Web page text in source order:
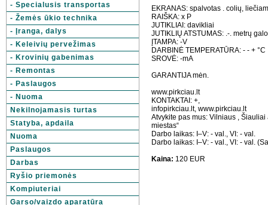
- Specialusis transportas
- Žemės ūkio technika
- Įranga, dalys
- Keleivių pervežimas
- Krovinių gabenimas
- Remontas
- Paslaugos
- Nuoma
Nekilnojamasis turtas
Statyba, apdaila
Nuoma
Paslaugos
Darbas
Ryšio priemonės
Kompiuteriai
Garso/vaizdo aparatūra
EKRANAS: spalvotas . colių,
RAIŠKA: x P
JUTIKLIAI: davikliai
JUTIKLIŲ ATSTUMAS: .-. metrų galo
ĮTAMPA: -V
DARBINĖ TEMPERATŪRA: - - + °C
SROVĖ: -mA
GARANTIJA mėn.
www.pirkciau.lt
KONTAKTAI: +,
infopirkciau.lt, www.pirkciau.lt
Atvykite pas mus: Vilniaus ,
miestas“
Darbo laikas: I–V: - val., VI: - val.
Darbo laikas: I–V: - val., VI: - val.
Kaina: 120 EUR